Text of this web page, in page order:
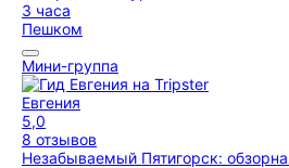
3 часа
Пешком
Мини-группа
Евгения
5,0
8 отзывов
Незабываемый Пятигорск: